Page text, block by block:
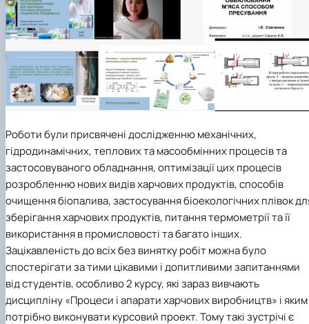
Роботи були присвячені дослідженню механічних,
гідродинамічних, теплових та масообмінних процесів та
застосовуваного обладнання, оптимізації цих процесів
розробленню нових видів харчових продуктів, способів
очищення біопалива, застосування біоекологічних плівок
зберігання харчових продуктів, питання термометрії та її
використання в промисловості та багато інших.
Зацікавленість до всіх без винятку робіт можна було
спостерігати за тими цікавими і допитливими запитаннями
від студентів, особливо 2 курсу, які зараз вивчають
дисципліну «Процеси і апарати харчових виробництв» і яким
потрібно виконувати курсовий проект. Тому такі зустрічі є